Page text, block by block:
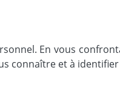
En vous
connaître et à